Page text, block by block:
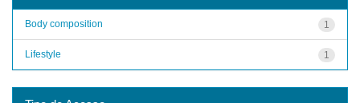
1
Body composition
1
Lifestyle